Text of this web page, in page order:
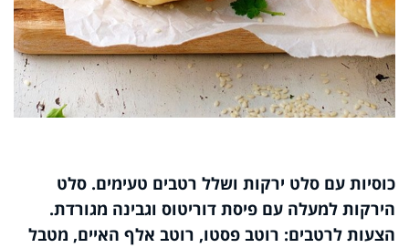
כוסיות עם סלט ירקות ושלל רטבים טעימים. סלט
הירקות למעלה עם פיסת דוריטוס וגבינה מגורדת.
הצעות לרטבים: רוטב פסטו, רוטב אלף האיים, מטבל